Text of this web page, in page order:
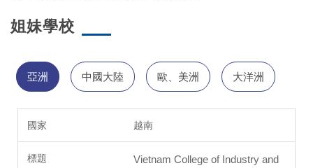
姐妹學校
亞洲 中國大陸 歐、美洲 大洋洲
越南
Vietnam College of Industry and